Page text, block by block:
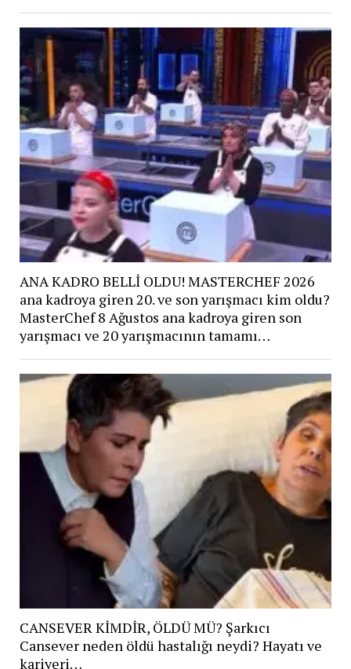
ANA KADRO BELLİ OLDU! MASTERCHEF 2026
ana kadroya giren 20. ve son yarışmacı kim oldu?
MasterChef 8 Ağustos ana kadroya giren son
yarışmacı ve 20 yarışmacının tamamı…
CANSEVER KİMDİR, ÖLDÜ MÜ? Şarkıcı
Cansever neden öldü hastalığı neydi? Hayatı ve
kariyeri…